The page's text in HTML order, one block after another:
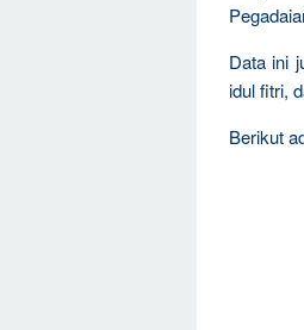
Data ini
idul fitri,
Berikut